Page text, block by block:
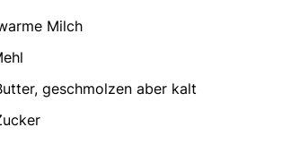
Milch
geschmolzen aber kalt